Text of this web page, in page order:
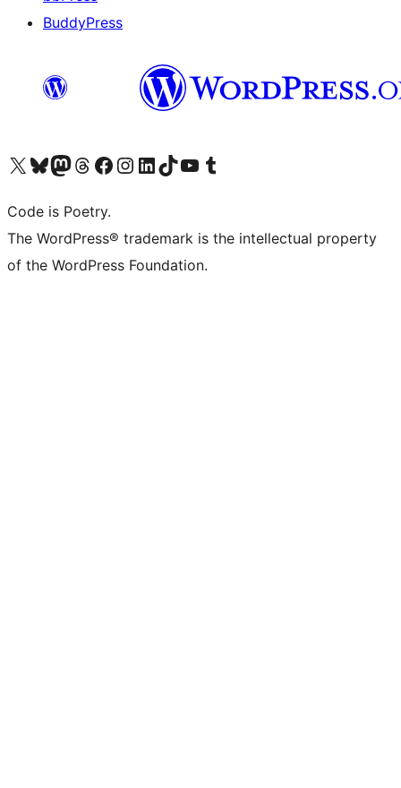
BuddyPress
Navštivte náš účet na X (dříve Twitter)
Navštivte náš Bluesky účetNavštivte náš účet Mastodon
Navštivte náš Threads účetNavštivte naši stránku na Facebooku
Navštivte náš Instagram účetNavštivte náš LinkedIn účetNavštivte náš TikTok účetNavštivte náš YouTube kanálNavštivte náš Tumblr účet
Code is Poetry.
The WordPress® trademark is the intellectual property
of the WordPress Foundation.